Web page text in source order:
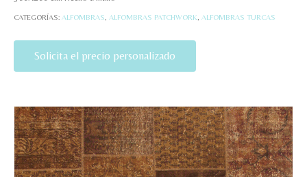
CATEGORÍAS: ALFOMBRAS ALFOMBRAS PATCHWORK ALFOMBRAS TURCAS
Solicita el precio personalizado